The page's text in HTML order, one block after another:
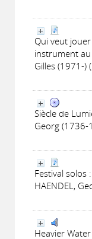
Qui veut
instrument au
Gilles (1971-)
Siècle de
Georg (1736-
Festival solos
HAENDEL,
Heavier